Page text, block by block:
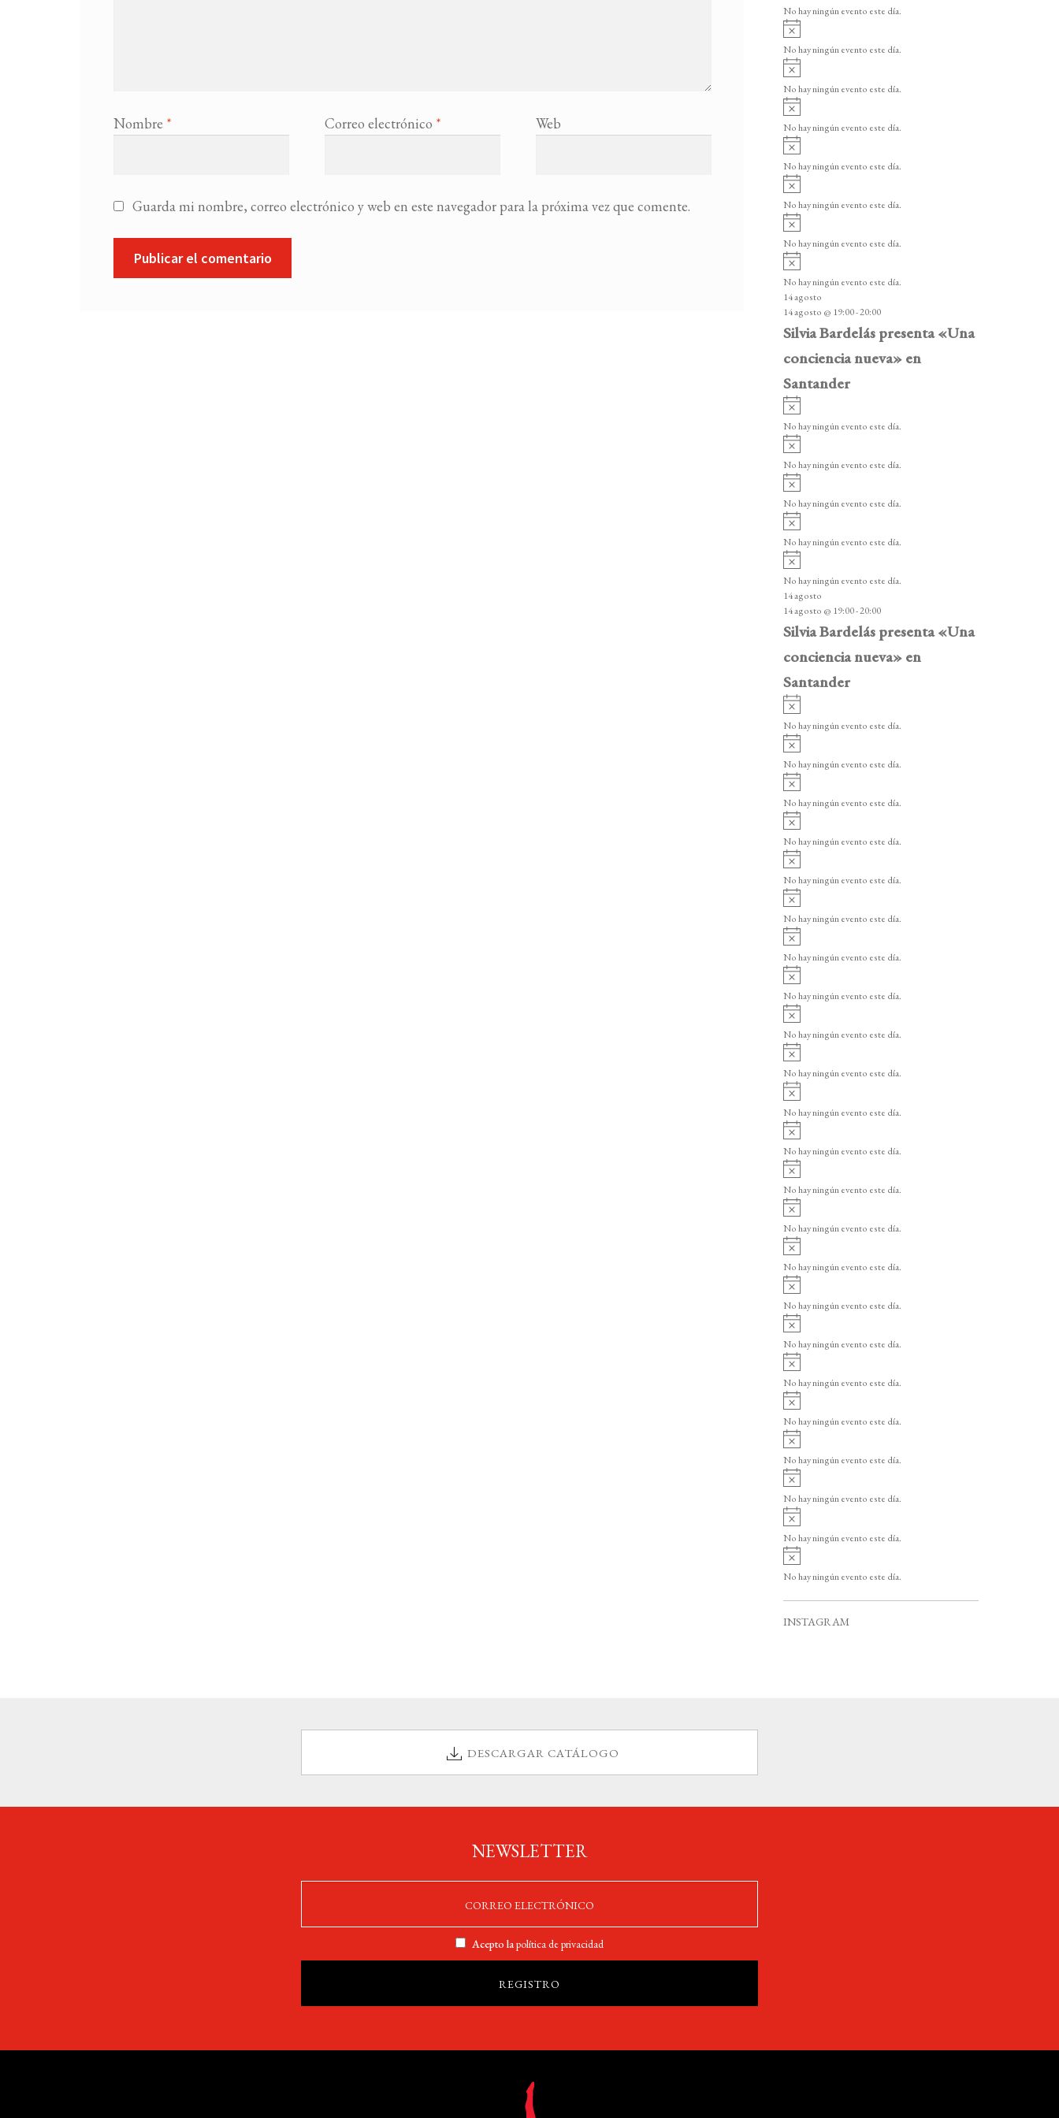
Nombre * Correo electrónico * Web
Guarda mi nombre, correo electrónico y web en este navegador para la próxima vez que comente.
e
n
t
o
s
o
i
o
No hay ningún evento este día.
v
i
o
No hay ningún evento este día.
A
v
i
o
No hay ningún evento este día.
A
v
i
o
No hay ningún evento este día.
v
i
o
No hay ningún evento este día.
v
i
o
No hay ningún evento este día.
v
i
o
No hay ningún evento este día.
v
i
s
o
No hay ningún evento este día.
14 agosto
14 agosto @ 19:00-20:00
Silvia Bardelás presenta «Una
conciencia nueva» en
Santander
v
i
o
No hay ningún evento este día.
v
i
o
No hay ningún evento este día.
v
i
o
No hay ningún evento este día.
v
i
o
No hay ningún evento este día.
v
i
s
o
No hay ningún evento este día.
14 agosto
14 agosto @ 19:00-20:00
Silvia Bardelás presenta «Una
conciencia nueva» en
Santander
A
v
i
o
No hay ningún evento este día.
A
v
i
o
No hay ningún evento este día.
v
i
o
No hay ningún evento este día.
v
i
o
No hay ningún evento este día.
v
i
o
No hay ningún evento este día.
v
i
o
No hay ningún evento este día.
v
i
o
No hay ningún evento este día.
v
i
o
No hay ningún evento este día.
v
i
o
No hay ningún evento este día.
v
i
o
No hay ningún evento este día.
A
v
i
o
No hay ningún evento este día.
A
v
i
o
No hay ningún evento este día.
A
v
i
o
No hay ningún evento este día.
v
i
o
No hay ningún evento este día.
v
i
o
No hay ningún evento este día.
v
i
o
No hay ningún evento este día.
v
i
o
No hay ningún evento este día.
v
i
o
No hay ningún evento este día.
v
i
o
No hay ningún evento este día.
v
i
o
No hay ningún evento este día.
v
i
o
No hay ningún evento este día.
A
v
i
o
No hay ningún evento este día.
A
v
i
No hay ningún evento este día.
INSTAGRAM
DESCARGAR CATÁLOGO
NEWSLETTER
Acepto lapolítica de privacidad